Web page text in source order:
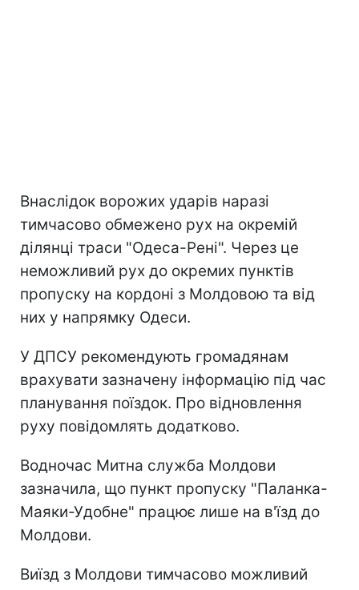
Внаслідок ворожих ударів наразі
тимчасово обмежено рух на окремій
ділянці траси "Одеса-Рені". Через це
неможливий рух до окремих пунктів
пропуску на кордоні з Молдовою та від
них у напрямку Одеси.
У ДПСУ рекомендують громадянам
врахувати зазначену інформацію під час
планування поїздок. Про відновлення
руху повідомлять додатково.
Водночас Митна служба Молдови
зазначила, що пункт пропуску "Паланка-
Маяки-Удобне" працює лише на в'їзд до
Молдови.
Виїзд з Молдови тимчасово можливий